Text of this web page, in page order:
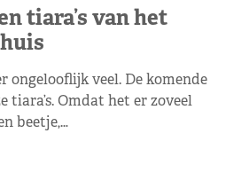
tiara’s van het
ongelooflijk veel. De komende
tiara’s. Omdat het er zoveel
beetje,…